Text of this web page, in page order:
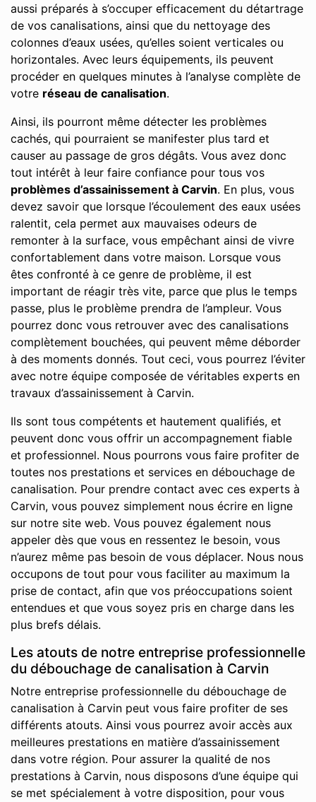
aussi préparés à s’occuper efficacement du détartrage
de vos canalisations, ainsi que du nettoyage des
colonnes d’eaux usées, qu’elles soient verticales ou
horizontales. Avec leurs équipements, ils peuvent
procéder en quelques minutes à l’analyse complète de
votre réseau de canalisation.
Ainsi, ils pourront même détecter les problèmes
cachés, qui pourraient se manifester plus tard et
causer au passage de gros dégâts. Vous avez donc
tout intérêt à leur faire confiance pour tous vos
problèmes d’assainissement à Carvin. En plus, vous
devez savoir que lorsque l’écoulement des eaux usées
ralentit, cela permet aux mauvaises odeurs de
remonter à la surface, vous empêchant ainsi de vivre
confortablement dans votre maison. Lorsque vous
êtes confronté à ce genre de problème, il est
important de réagir très vite, parce que plus le temps
passe, plus le problème prendra de l’ampleur. Vous
pourrez donc vous retrouver avec des canalisations
complètement bouchées, qui peuvent même déborder
à des moments donnés. Tout ceci, vous pourrez l’éviter
avec notre équipe composée de véritables experts en
travaux d’assainissement à Carvin.
Ils sont tous compétents et hautement qualifiés, et
peuvent donc vous offrir un accompagnement fiable
et professionnel. Nous pourrons vous faire profiter de
toutes nos prestations et services en débouchage de
canalisation. Pour prendre contact avec ces experts à
Carvin, vous pouvez simplement nous écrire en ligne
sur notre site web. Vous pouvez également nous
appeler dès que vous en ressentez le besoin, vous
n’aurez même pas besoin de vous déplacer. Nous nous
occupons de tout pour vous faciliter au maximum la
prise de contact, afin que vos préoccupations soient
entendues et que vous soyez pris en charge dans les
plus brefs délais.
Les atouts de notre entreprise professionnelle
du débouchage de canalisation à Carvin
Notre entreprise professionnelle du débouchage de
canalisation à Carvin peut vous faire profiter de ses
différents atouts. Ainsi vous pourrez avoir accès aux
meilleures prestations en matière d’assainissement
dans votre région. Pour assurer la qualité de nos
prestations à Carvin, nous disposons d’une équipe qui
se met spécialement à votre disposition, pour vous